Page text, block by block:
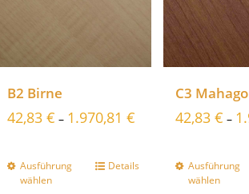
B2 Birne
42,83 € – 1.970,81 €
Ausführung
wählen
Details
C3
42,83 € –
Ausführung
wählen